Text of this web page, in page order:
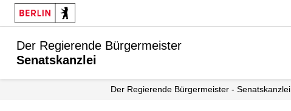
Der Regierende Bürgermeister
Senatskanzlei
Der Regierende Bürgermeister - Senatskanzlei